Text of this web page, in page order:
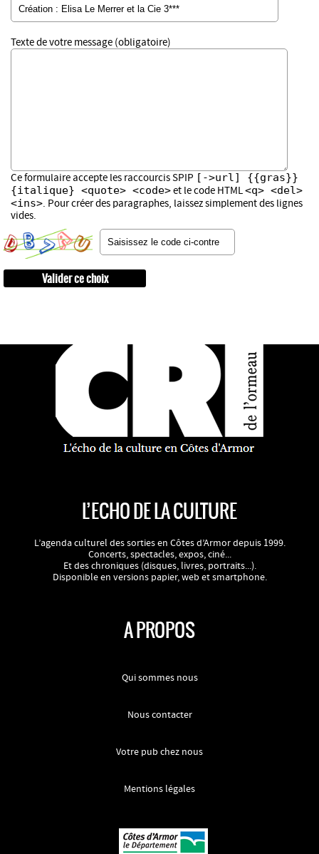
Texte de votre message (obligatoire)
Ce formulaire accepte les raccourcis SPIP [->url] {{gras}}
{italique} <quote> <code>et le code HTML<q> <del>
<ins>. Pour créer des paragraphes, laissez simplement des lignes
vides.
L’ECHO DE LA CULTURE
L’agenda culturel des sorties en Côtes d’Armor depuis 1999.
Concerts, spectacles, expos, ciné...
Et des chroniques (disques, livres, portraits...).
Disponible en versions papier, web et smartphone.
A PROPOS
Qui sommes nous
Nous contacter
Votre pub chez nous
Mentions légales